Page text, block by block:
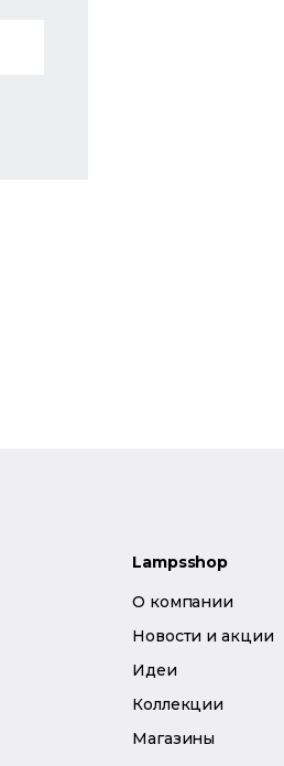
Lampsshop
О компании
Новости и акции
Идеи
Коллекции
Магазины